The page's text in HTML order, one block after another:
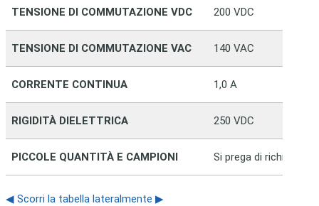
TENSIONE DI COMMUTAZIONE VDC 200 VDC
TENSIONE DI COMMUTAZIONE VAC 140 VAC
CORRENTE CONTINUA 1,0 A
RIGIDITÀ DIELETTRICA 250 VDC
PICCOLE QUANTITÀ E CAMPIONI Si prega di richiedere
◀ Scorri la tabella lateralmente ▶